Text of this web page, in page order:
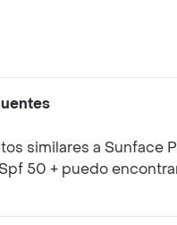
similares a Sunface
50 + puedo